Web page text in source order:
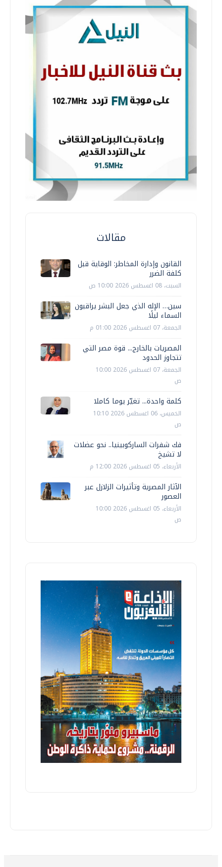
مقالات
القانون وإدارة المخاطر: الوقاية قبل
كلفة الضرر
السبت، 08 اغسطس 2026 10:00 ص
سين… الإله الذي جعل البشر يراقبون
السماء ليلًا
الجمعة، 07 اغسطس 2026 01:00 م
المصريات بالخارج... قوة مصر التي
تتجاوز الحدود
الجمعة، 07 اغسطس 2026 10:00
ص
كلمة واحدة... تغيّر يوما كاملا
الخميس، 06 اغسطس 2026 10:10
ص
فك شفرات الساركوبينيا.. نحو عضلات
لا تشيخ
الأربعاء، 05 اغسطس 2026 12:00 م
الآثار المصرية وتأثيرات الزلازل عبر
العصور
الأربعاء، 05 اغسطس 2026 10:00
ص